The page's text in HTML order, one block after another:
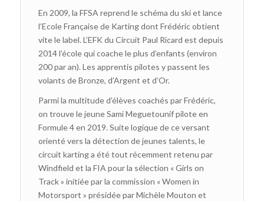
En 2009, la FFSA reprend le schéma du ski et lance
l’Ecole Française de Karting dont Frédéric obtient
vite le label. L’EFK du Circuit Paul Ricard est depuis
2014 l’école qui coache le plus d’enfants (environ
200 par an). Les apprentis pilotes y passent les
volants de Bronze, d’Argent et d’Or.
Parmi la multitude d’élèves coachés par Frédéric,
on trouve le jeune Sami Meguetounif pilote en
Formule 4 en 2019. Suite logique de ce versant
orienté vers la détection de jeunes talents, le
circuit karting a été tout récemment retenu par
Windfield et la FIA pour la sélection « Girls on
Track » initiée par la commission « Women in
Motorsport » présidée par Michèle Mouton et